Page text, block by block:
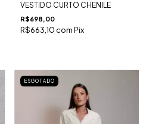
VESTIDO CURTO CHENILE
R$698,00
R$663,10 comPix
ESGOTADO